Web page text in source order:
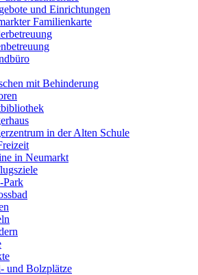
und Einrichtungen
Familienkarte
mit Behinderung
in der Alten Schule
in Neumarkt
Park
und Bolzplätze